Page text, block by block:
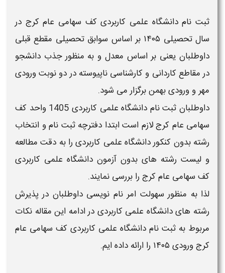
ثبت نام دانشگاه علمی کاربردی کف سهامی عام کرج در
سال تحصیلی ۱۴۰۵
بر اساس سوابق تحصیلی مقطع قبلی
داوطلبان یعنی بر اساس معدل و به منظور جذب دانشجو
در مقاطع کاردانی و کارشناسی ناپیوسته در دو نوبت ورودی
مهرو ورودیبهمنبرگزار می شود.
داوطلبان ثبت نام دانشگاه علمی کاربردی 1405 واحد کف
سهامی عام کرجلازم است ابتدا دفترچه ثبت نام و انتخاب
رشته بدون کنکور دانشگاه علمی کاربردیرا به دقت مطالعه
و لیست رشته های بدون آزمون دانشگاه علمی کاربردی
کف سهامی عام کرج را بررسی نمایند.
لذا به منظور سهولت امر نام نویسی داوطلبان در پذیرش
رشته هایدانشگاه علمی کاربردی در ادامه این مقاله نکات
مربوط به ثبت نام دانشگاه علمی کاربردی کف سهامی عام
کرجورودی ۱۴۰۵ را ارائه داده ایم.